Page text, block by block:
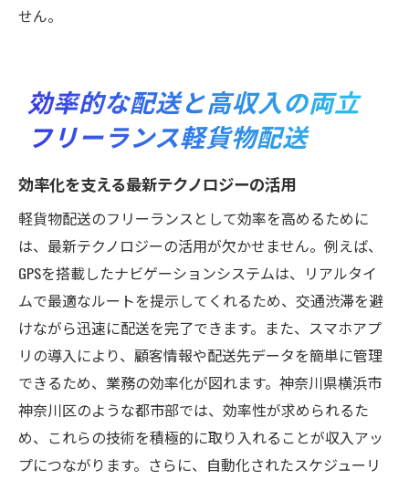
せん。
効率的な配送と高収入の両立
フリーランス軽貨物配送
効率化を支える最新テクノロジーの活用
軽貨物配送のフリーランスとして効率を高めるために
は、最新テクノロジーの活用が欠かせません。例えば、
GPSを搭載したナビゲーションシステムは、リアルタイ
ムで最適なルートを提示してくれるため、交通渋滞を避
けながら迅速に配送を完了できます。また、スマホアプ
リの導入により、顧客情報や配送先データを簡単に管理
できるため、業務の効率化が図れます。神奈川県横浜市
神奈川区のような都市部では、効率性が求められるた
め、これらの技術を積極的に取り入れることが収入アッ
プにつながります。さらに、自動化されたスケジューリ